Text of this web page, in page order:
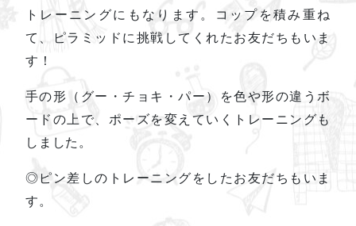
トレーニングにもなります。コップを積み重ね
て、ピラミッドに挑戦してくれたお友だちもいま
す！
手の形（グー・チョキ・パー）を色や形の違うボ
ードの上で、ポーズを変えていくトレーニングも
しました。
◎ピン差しのトレーニングをしたお友だちもいま
す。